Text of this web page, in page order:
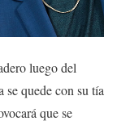
luego del
se quede con su tía
que se